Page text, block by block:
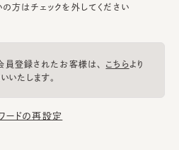
方はチェックを外してください
登録されたお客様は、 こちらより
いたします。
ードの再設定